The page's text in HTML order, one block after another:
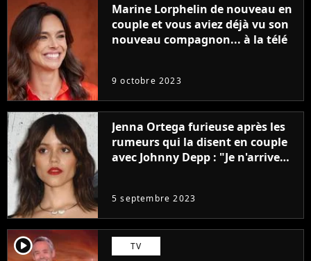
Marine Lorphelin de nouveau en
couple et vous aviez déjà vu son
nouveau compagnon... à la télé
9 octobre 2023
Jenna Ortega furieuse après les
rumeurs qui la disent en couple
avec Johnny Depp : "Je n'arrive
5 septembre 2023
player2 TV